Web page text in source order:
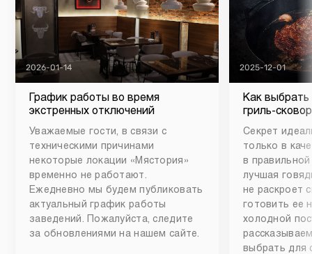
2026-01-14
График работы во время
экстренных отключений
Уважаемые гости, в связи с
техническими причинами
некоторые локации «Мястория»
временно не работают.
Ежедневно мы будем публиковать
актуальный график работы
заведений. Пожалуйста, следите
за обновлениями на нашем сайте.
2025-12-01
Как выбрать
гриль-
Секрет
только в
в
лучшая
не раскроет
готовить ее
холодной
выбрать для